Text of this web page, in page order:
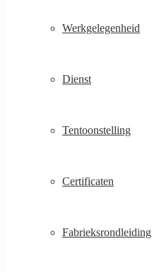
Werkgelegenheid
Dienst
Tentoonstelling
Certificaten
Fabrieksrondleiding